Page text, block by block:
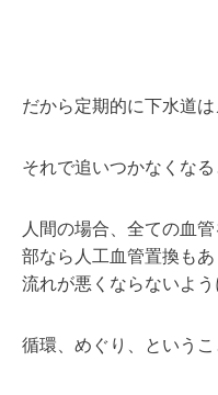
だから定期的に下水道
それで追いつかなくなる
人間の場合、全ての血
部なら人工血管置換もあ
流れが悪くならないよう
循環、めぐり、というこ